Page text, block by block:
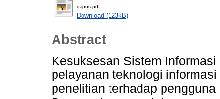
dapus.pdf
Download (123kB)
Abstract
Kesuksesan Sistem
pelayanan teknologi
penelitian terhadap